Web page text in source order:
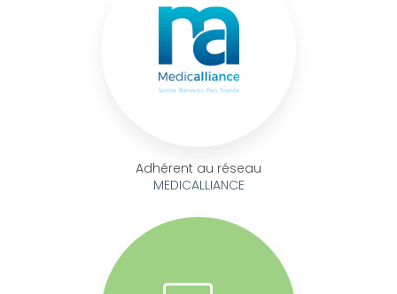
Adhérent au réseau
MEDICALLIANCE